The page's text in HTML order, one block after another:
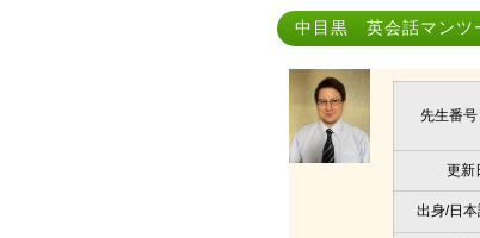
中目黒 英会話マンツ
先生番
更新
出身/日